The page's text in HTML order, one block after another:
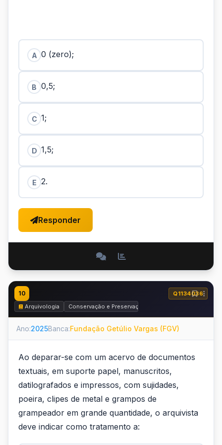
A 0 (zero);
B 0,5;
C 1;
D 1,5;
E 2.
Responder
10
Q1134036
Arquivologia
Conservação e Preservação
Ano:2025Banca:Fundação Getúlio Vargas (FGV)
Ao deparar-se com um acervo de documentos
textuais, em suporte papel, manuscritos,
datilografados e impressos, com sujidades,
poeira, clipes de metal e grampos de
grampeador em grande quantidade, o arquivista
deve indicar como tratamento a: